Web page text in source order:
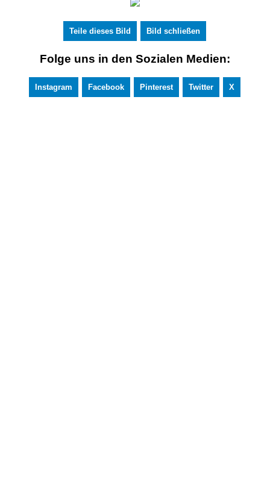
Teile dieses Bild Bild schließen
Folge uns in den Sozialen Medien:
Instagram Facebook Pinterest Twitter X